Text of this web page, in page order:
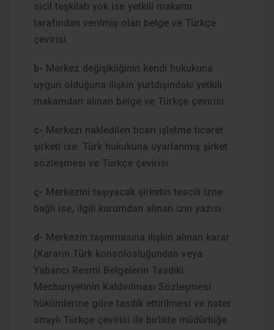
sicil teşkilatı yok ise yetkili makamı
tarafından verilmiş olan belge ve Türkçe
çevirisi.
b- Merkez değişikliğinin kendi hukukuna
uygun olduğuna ilişkin yurtdışındaki yetkili
makamdan alınan belge ve Türkçe çevirisi.
c- Merkezi nakledilen ticari işletme ticaret
şirketi ise. Türk hukukuna uyarlanmış şirket
sözleşmesi ve Türkçe çevirisi.
ç- Merkezini taşıyacak şirketin tescili izne
bağlı ise, ilgili kurumdan alınan izin yazısı.
d- Merkezin taşınmasına ilişkin alınan karar
(Kararın Türk konsolosluğundan veya
Yabancı Resmi Belgelerin Tasdiki
Mecburiyetinin Kaldırılması Sözleşmesi
hükümlerine göre tasdik ettirilmesi ve noter
onaylı Türkçe çevirisi ile birlikte müdürlüğe